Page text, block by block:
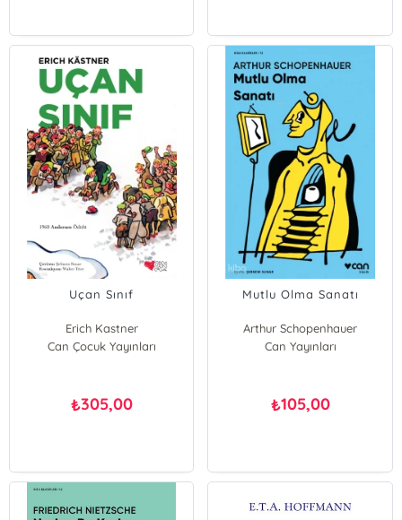
Uçan Sınıf
Erich Kastner
Can Çocuk Yayınları
₺305,00
Mutlu Olma Sanatı
Arthur Schopenhauer
Can Yayınları
₺105,00